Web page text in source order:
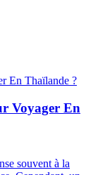
Voyager En
souvent à la